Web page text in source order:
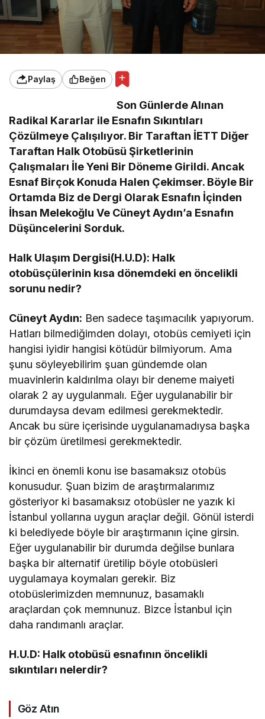
Paylaş Beğen
Son Günlerde Alınan
Radikal Kararlar ile Esnafın Sıkıntıları
Çözülmeye Çalışılıyor. Bir Taraftan İETT Diğer
Taraftan Halk Otobüsü Şirketlerinin
Çalışmaları İle Yeni Bir Döneme Girildi. Ancak
Esnaf Birçok Konuda Halen Çekimser. Böyle Bir
Ortamda Biz de Dergi Olarak Esnafın İçinden
İhsan Melekoğlu Ve Cüneyt Aydın’a Esnafın
Düşüncelerini Sorduk.
Halk Ulaşım Dergisi(H.U.D): Halk
otobüsçülerinin kısa dönemdeki en öncelikli
sorunu nedir?
Cüneyt Aydın: Ben sadece taşımacılık yapıyorum.
Hatları bilmediğimden dolayı, otobüs cemiyeti için
hangisi iyidir hangisi kötüdür bilmiyorum. Ama
şunu söyleyebilirim şuan gündemde olan
muavinlerin kaldırılma olayı bir deneme maiyeti
olarak 2 ay uygulanmalı. Eğer uygulanabilir bir
durumdaysa devam edilmesi gerekmektedir.
Ancak bu süre içerisinde uygulanamadıysa başka
bir çözüm üretilmesi gerekmektedir.
İkinci en önemli konu ise basamaksız otobüs
konusudur. Şuan bizim de araştırmalarımız
gösteriyor ki basamaksız otobüsler ne yazık ki
İstanbul yollarına uygun araçlar değil. Gönül isterdi
ki belediyede böyle bir araştırmanın içine girsin.
Eğer uygulanabilir bir durumda değilse bunlara
başka bir alternatif üretilip böyle otobüsleri
uygulamaya koymaları gerekir. Biz
otobüslerimizden memnunuz, basamaklı
araçlardan çok memnunuz. Bizce İstanbul için
daha randımanlı araçlar.
H.U.D: Halk otobüsü esnafının öncelikli
sıkıntıları nelerdir?
Göz Atın